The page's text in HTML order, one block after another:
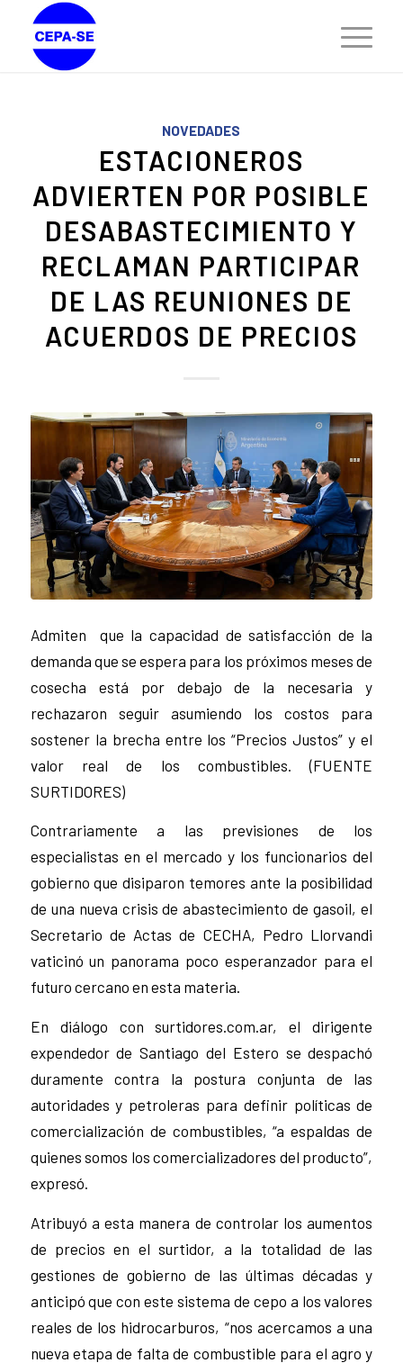
NOVEDADES
ESTACIONEROS
ADVIERTEN POR POSIBLE
DESABASTECIMIENTO Y
RECLAMAN PARTICIPAR
DE LAS REUNIONES DE
ACUERDOS DE PRECIOS
Admiten que la capacidad de satisfacción de la
demanda que se espera para los próximos meses de
cosecha está por debajo de la necesaria y
rechazaron seguir asumiendo los costos para
sostener la brecha entre los “Precios Justos” y el
valor real de los combustibles. (FUENTE
SURTIDORES)
Contrariamente a las previsiones de los
especialistas en el mercado y los funcionarios del
gobierno que disiparon temores ante la posibilidad
de una nueva crisis de abastecimiento de gasoil, el
Secretario de Actas de CECHA, Pedro Llorvandi
vaticinó un panorama poco esperanzador para el
futuro cercano en esta materia.
En diálogo con surtidores.com.ar, el dirigente
expendedor de Santiago del Estero se despachó
duramente contra la postura conjunta de las
autoridades y petroleras para definir políticas de
comercialización de combustibles, “a espaldas de
quienes somos los comercializadores del producto”,
expresó.
Atribuyó a esta manera de controlar los aumentos
de precios en el surtidor, a la totalidad de las
gestiones de gobierno de las últimas décadas y
anticipó que con este sistema de cepo a los valores
reales de los hidrocarburos, “nos acercamos a una
nueva etapa de falta de combustible para el agro y